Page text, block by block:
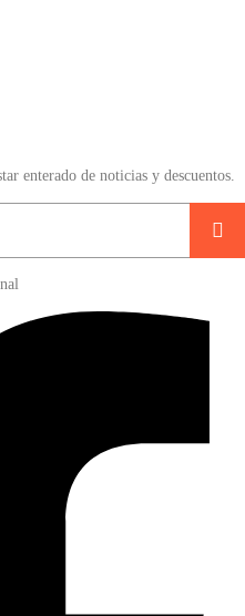
enterado de noticias y descuentos.